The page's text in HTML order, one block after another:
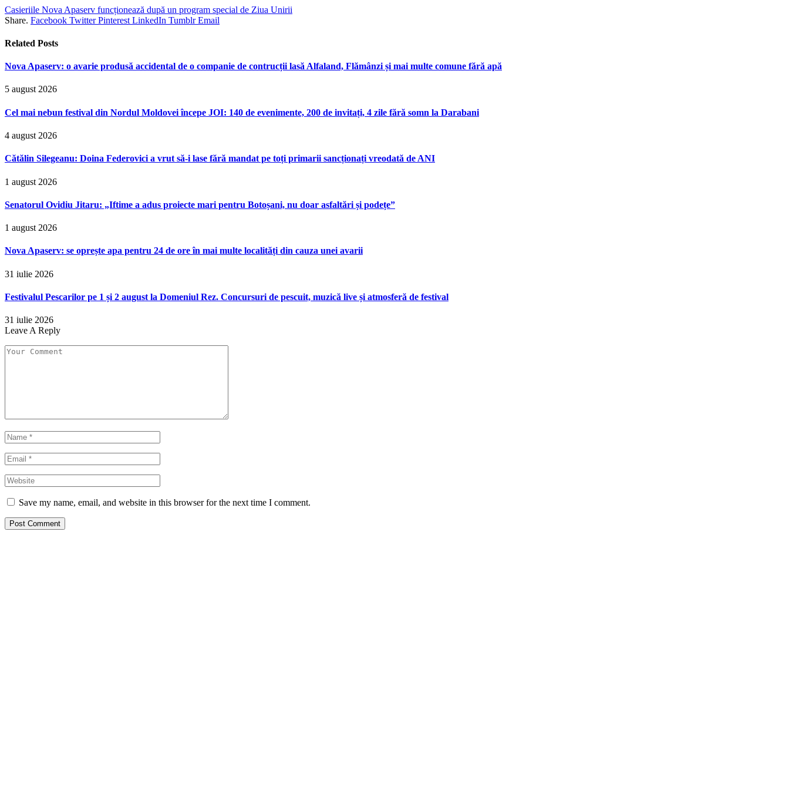
Casieriile Nova Apaserv funcționează după un program special de Ziua Unirii
Share. Facebook Twitter Pinterest LinkedIn Tumblr Email
Related Posts
Nova Apaserv: o avarie produsă accidental de o companie de contrucții lasă Alfaland, Flămânzi și mai multe comune fără apă
5 august 2026
Cel mai nebun festival din Nordul Moldovei începe JOI: 140 de evenimente, 200 de invitați, 4 zile fără somn la Darabani
4 august 2026
Cătălin Silegeanu: Doina Federovici a vrut să-i lase fără mandat pe toți primarii sancționați vreodată de ANI
1 august 2026
Senatorul Ovidiu Jitaru: „Iftime a adus proiecte mari pentru Botoșani, nu doar asfaltări și podețe”
1 august 2026
Nova Apaserv: se oprește apa pentru 24 de ore în mai multe localități din cauza unei avarii
31 iulie 2026
Festivalul Pescarilor pe 1 și 2 august la Domeniul Rez. Concursuri de pescuit, muzică live și atmosferă de festival
31 iulie 2026
Leave A Reply
Save my name, email, and website in this browser for the next time I comment.